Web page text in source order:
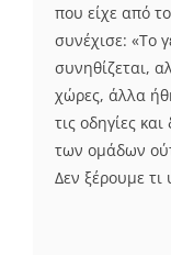
που είχε από
συνέχισε: «Το
συνηθίζεται,
χώρες, άλλα
τις οδηγίες
των ομάδων
Δεν ξέρουμε